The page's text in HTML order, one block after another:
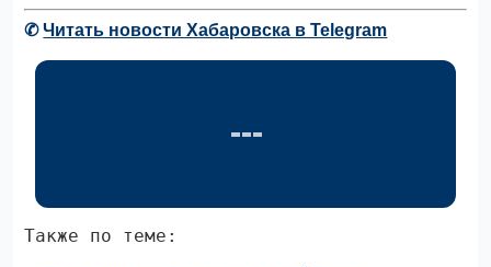
✆Читать новости Хабаровска в Telegram
Также по теме: